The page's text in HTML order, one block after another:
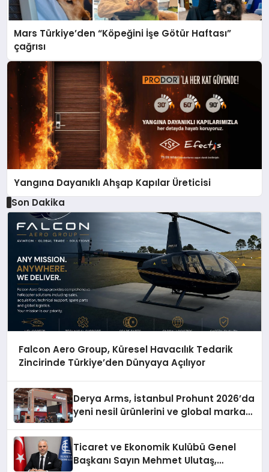
Mars Türkiye’den “Köpeğini İşe Götür Haftası”
çağrısı
Yangına Dayanıklı Ahşap Kapılar Üreticisi
Son Dakika
Falcon Aero Group, Küresel Havacılık Tedarik
Zincirinde Türkiye’den Dünyaya Açılıyor
Derya Arms, İstanbul Prohunt 2026’da
yeni nesil ürünlerini ve global marka
Ticaret ve Ekonomik Kulübü Genel
Başkanı Sayın Mehmet Ulutaş,